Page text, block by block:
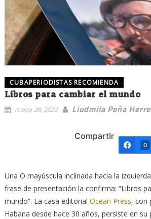
CUBAPERIODISTAS RECOMIENDA
Libros para cambiar el mundo
marzo 28, 2022 Liudmila Peña
Compartir
0
Una O mayúscula inclinada hacia la
frase de presentación la confirma: “Libros
mundo”. La casa editorial Ocean Press, con
Habana desde hace 30 años, persiste en su